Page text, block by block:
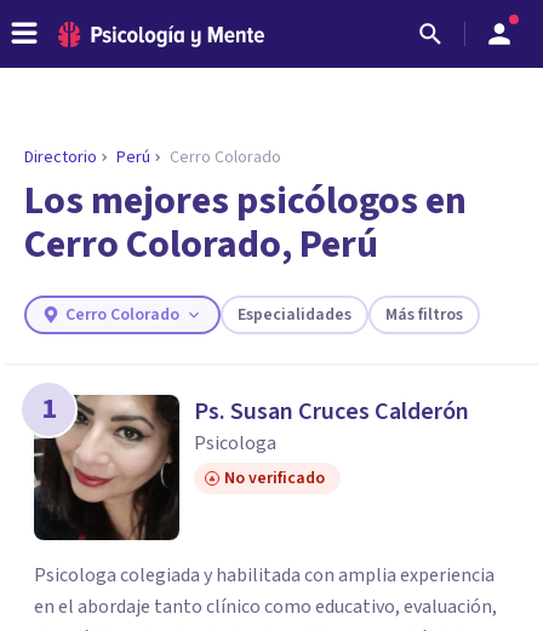
ENCONTRAR MI TERAPEUTA
¿Necesitas ayuda para encontrar el
psicólogo adecuado?
Responde a unas breves preguntas y te ofreceremos
necesidades.
Directorio Perú Cerro Colorado
Los mejores psicólogos en
Cerro Colorado, Perú
Cerro Colorado Especialidades Más filtros
1 Ps. Susan Cruces Calderón
Psicologa
No verificado
Psicologa colegiada y habilitada con amplia experiencia
en el abordaje tanto clínico como educativo, evaluación,